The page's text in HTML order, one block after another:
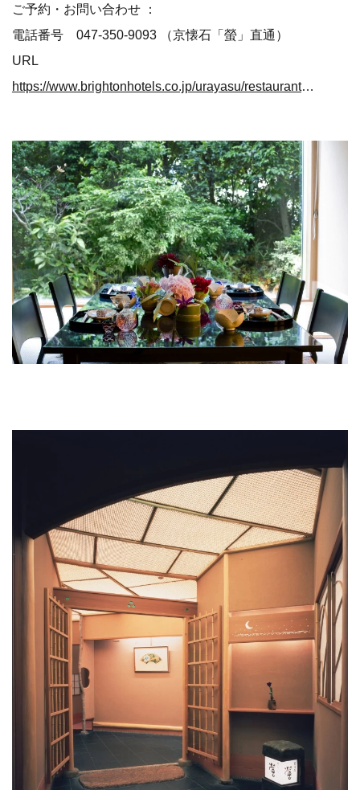
ご予約・お問い合わせ ：
電話番号 047-350-9093 （京懐石「螢」直通）
URL
https://www.brightonhotels.co.jp/urayasu/restaurant/hotaru/